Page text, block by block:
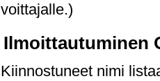
voittajalle.)
Ilmoittautuminen
Kiinnostuneet nimi